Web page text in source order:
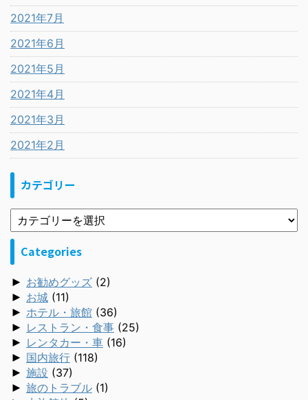
2021年7月
2021年6月
2021年5月
2021年4月
2021年3月
2021年2月
カテゴリー
Categories
► お勧めグッズ (2)
► お城 (11)
► ホテル・旅館 (36)
► レストラン・食事 (25)
► レンタカー・車 (16)
► 国内旅行 (118)
► 施設 (37)
► 旅のトラブル (1)